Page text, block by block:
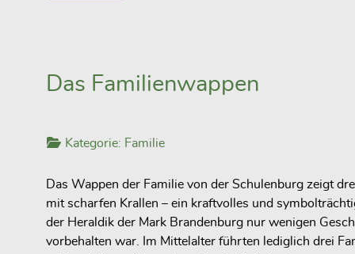
Das Familienwappen
Kategorie: Familie
Das Wappen der Familie von der Schulenburg zeigt
mit scharfen Krallen – ein kraftvolles und
der Heraldik der Mark Brandenburg nur wenigen
vorbehalten war. Im Mittelalter führten lediglich drei